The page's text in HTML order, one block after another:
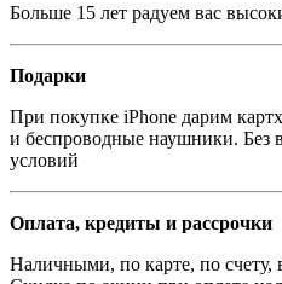
Больше 15 лет радуем вас
Подарки
При покупке iPhone дарим
и беспроводные наушники. Без
условий
Оплата, кредиты и рассрочки
Наличными, по карте, по счету,